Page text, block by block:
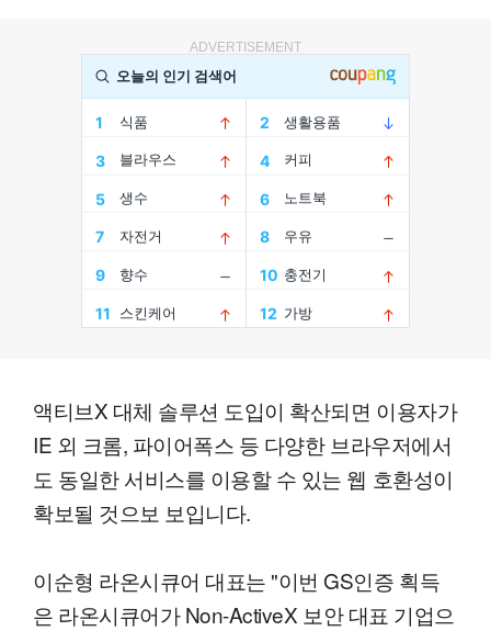
ADVERTISEMENT
액티브X 대체 솔루션 도입이 확산되면 이용자가
IE 외 크롬, 파이어폭스 등 다양한 브라우저에서
도 동일한 서비스를 이용할 수 있는 웹 호환성이
확보될 것으보 보입니다.
이순형 라온시큐어 대표는 "이번 GS인증 획득
은 라온시큐어가 Non-ActiveX 보안 대표 기업으